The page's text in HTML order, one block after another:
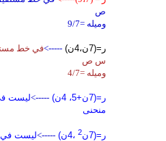
ص
وميله =9/7
ر=(7ن،4ن) ----->في خط
س ص
وميله =4/7
ر=(7ن+5 ، 4ن) ----->ليست
منحنى
ر=(7ن 2 ،4ن) ----->ليست في